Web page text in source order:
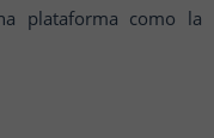
plataforma como la